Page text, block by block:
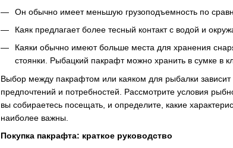
Он обычно имеет меньшую грузоподъемность по
Каяк предлагает более тесный контакт с водой и
Каяки обычно имеют больше места для хранения
стоянки. Рыбацкий пакрафт можно хранить в сумке в
Выбор между пакрафтом или каяком для рыбалки
предпочтений и потребностей. Рассмотрите условия
вы собираетесь посещать, и определите, какие
наиболее важны.
Покупка пакрафта: краткое руководство